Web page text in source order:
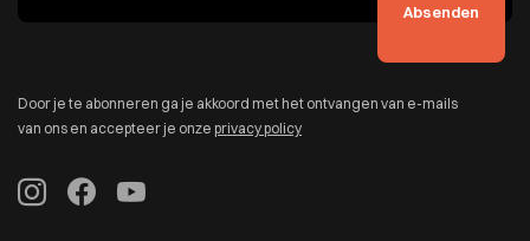
Door je te abonneren ga je akkoord met het ontvangen van e-mails
van ons en accepteer je onze privacy policy